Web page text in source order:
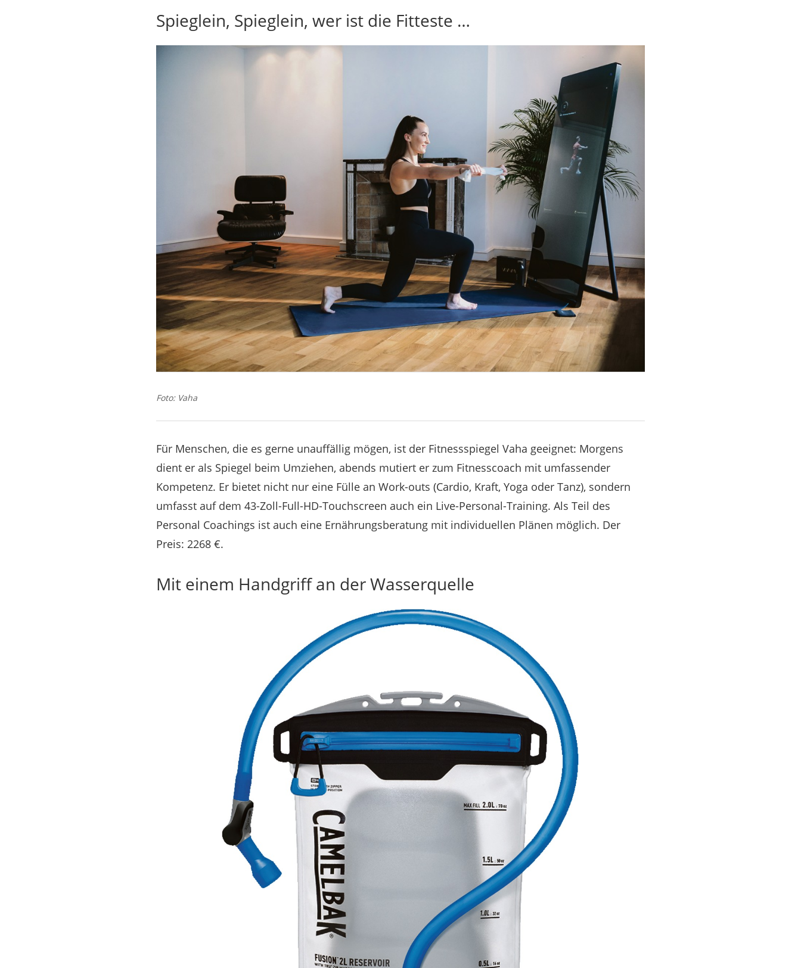
Spieglein, Spieglein, wer ist die Fitteste …
Foto: Vaha
Für Menschen, die es gerne unauffällig mögen, ist der Fitnessspiegel Vaha geeignet: Morgens
dient er als Spiegel beim Umziehen, abends mutiert er zum Fitnesscoach mit umfassender
Kompetenz. Er bietet nicht nur eine Fülle an Work-outs (Cardio, Kraft, Yoga oder Tanz), sondern
umfasst auf dem 43-Zoll-Full-HD-Touchscreen auch ein Live-Personal-Training. Als Teil des
Personal Coachings ist auch eine Ernährungsberatung mit individuellen Plänen möglich. Der
Preis: 2268 €.
Mit einem Handgriff an der Wasserquelle